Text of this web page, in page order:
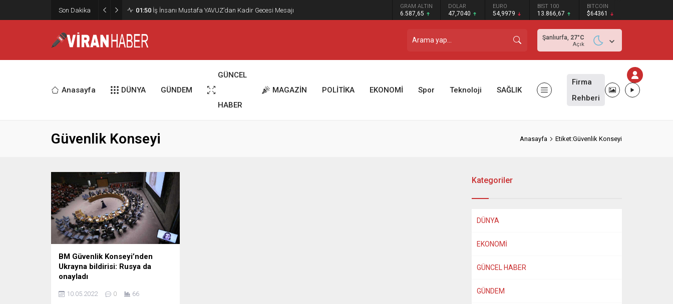
Son Dakika 01:50 İş İnsanı Mustafa YAVUZ’dan Kadir Gecesi Mesajı GRAM ALTIN
6.587,65
DOLAR
47,7040
EURO
54,9979
BIST 100
13.866,67
BITCOIN
$64361
Şanlıurfa, 27°C
Açık
Anasayfa DÜNYA GÜNDEM
GÜNCEL
HABER
MAGAZİN POLİTİKA EKONOMİ Spor Teknoloji SAĞLIK
Firma
Rehberi
Güvenlik Konseyi Anasayfa Etiket:Güvenlik Konseyi
BM Güvenlik Konseyi’nden
Ukrayna bildirisi: Rusya da
onayladı
Bu alana eklemiş olduğunuz
haberle ilgili kısa bir özet bilgisi
10.05.2022 0 66
Kategoriler
DÜNYA
EKONOMİ
GÜNCEL HABER
GÜNDEM